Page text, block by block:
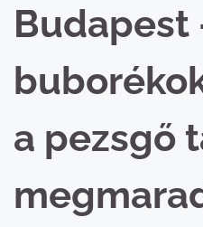
Budapest
a pezsgő